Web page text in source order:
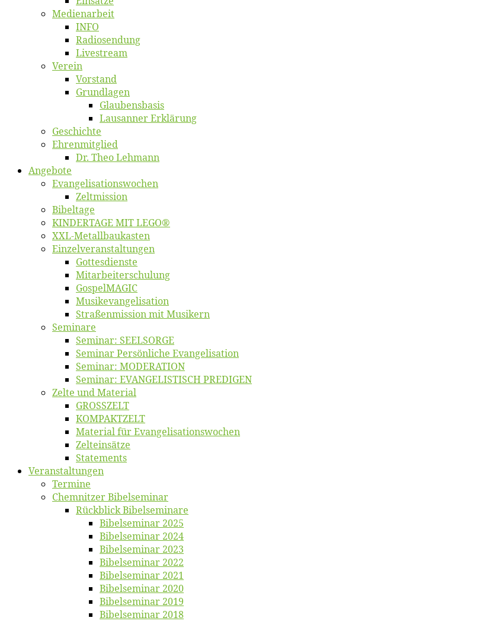
Me­di­en­ar­beit
INFO
Ra­dio­sen­dung
Live­stream
Ver­ein
Vor­stand
Grund­la­gen
Glaubens­ba­sis
Lausan­ner Erklärung
Ge­schich­te
Eh­ren­mit­glied
Dr. Theo Lehmann
An­ge­bo­te
Evangelisa­tions­wo­chen
Zelt­mis­si­on
Bi­bel­ta­ge
KINDERTAGE MIT LEGO®
XXL-Me­­tal­l­­bau­­kas­­ten
Einzelver­an­stal­tungen
Got­tes­diens­te
Mitarbeiter­schulung
Gos­pel­MA­GIC
Musikevan­ge­li­sa­tion
Straßenmis­sion mit Musikern
Se­mi­na­re
Se­mi­nar: SEELSORGE
Se­mi­nar Per­sön­li­che Evangelisation
Se­mi­nar: MODERATION
Se­mi­nar: EVANGELISTISCH PREDIGEN
Zel­te und Material
GROSSZELT
KOMPAKTZELT
Ma­te­ri­al für Evangelisationswochen
Zelt­ein­sät­ze
State­ments
Ver­an­stal­tun­gen
Ter­mi­ne
Chemnit­zer Bibelseminar
Rück­blick Bibelseminare
Bi­bel­se­mi­nar 2025
Bi­bel­se­mi­nar 2024
Bi­bel­se­mi­nar 2023
Bi­bel­se­mi­nar 2022
Bi­bel­se­mi­nar 2021
Bi­bel­se­mi­nar 2020
Bi­bel­se­mi­nar 2019
Bi­bel­se­mi­nar 2018